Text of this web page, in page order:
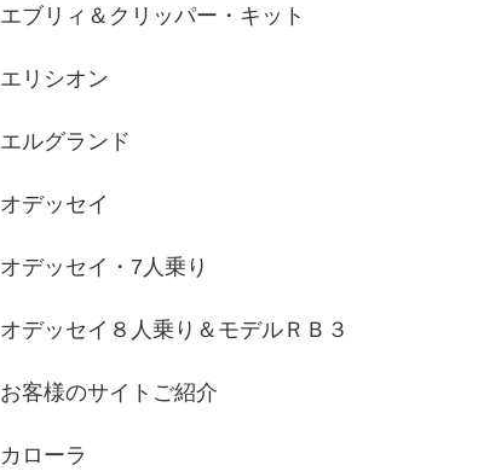
エブリィ＆クリッパー・キット
エリシオン
エルグランド
オデッセイ
オデッセイ・7人乗り
オデッセイ８人乗り＆モデルＲＢ３
お客様のサイトご紹介
カローラ